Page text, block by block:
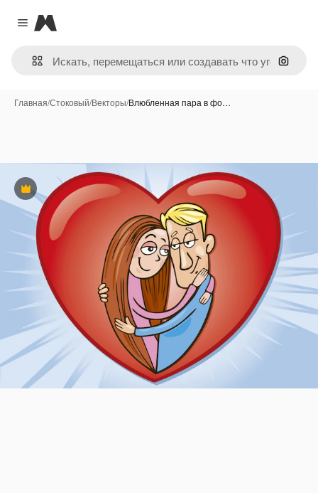
Close menu
Magnific
Поиск
Главная/Стоковый/Векторы/Влюбленная пара в фо…
Премиум